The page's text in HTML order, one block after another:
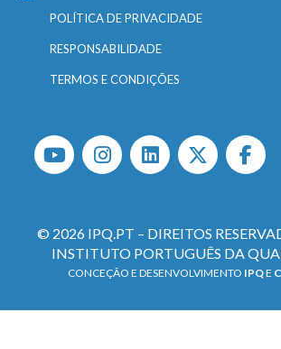
POLÍTICA DE PRIVACIDADE
RESPONSABILIDADE
TERMOS E CONDIÇÕES
© 2026 IPQ.PT – DIREITOS
INSTITUTO PORTUGUÊS DA
CONCEÇÃO E DESENVOLVIMENTO IPQE